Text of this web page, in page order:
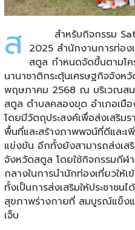
ส
สำหรับกิจกรรม
2025 สำนักงานการท่อง
สตูล กำหนดจัดขึ้นตามโ
นานาชาติกระตุ้นเศรษฐกิจจังห
พฤษภาคม 2568 ณ บริเวณส
สตูล ตำบลคลองขุด อำเภอเมื
โดยมีวัตถุประสงค์เพื่อส่งเสริมร
พื้นที่และสร้างภาพพจน์ที่ดีและเ
แข่งขัน อีกทั้งยังสามารถส่งเส
จังหวัดสตูล โดยใช้กิจกรรมกีฬ
กลางในการนำนักท่องเที่ยวให้
ทั้งเป็นการส่งเสริมให้ประชาช
สุขภาพร่างกายที่ สมบูรณ์แข็งแ
เจ็บ